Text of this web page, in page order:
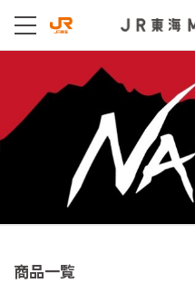
商品一覧